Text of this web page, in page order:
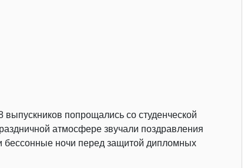
попрощались со студенческой
атмосфере звучали поздравления
бессонные ночи перед защитой дипломных